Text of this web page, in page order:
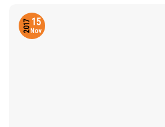
15
Nov
2017